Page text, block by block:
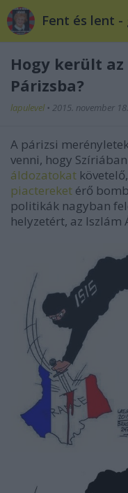
Hogy került
Párizsba?
lapulevel • 2015. november 18.
A párizsi
venni, hogy
áldozatokat
piactereket érő
politikák nagyban
helyzetért, az